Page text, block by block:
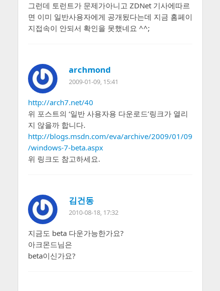
그런데 토런트가 문제가아니고 ZDNet 기사에따르
면 이미 일반사용자에게 공개됬다는데 지금 홈페이
지접속이 안되서 확인을 못했네요 ^^;
archmond
2009-01-09, 15:41
http://arch7.net/40
위 포스트의 ‘일반 사용자용 다운로드’링크가 열리
지 않을까 합니다.
http://blogs.msdn.com/eva/archive/2009/01/09
/windows-7-beta.aspx
위 링크도 참고하세요.
김건동
2010-08-18, 17:32
지금도 beta 다운가능한가요?
아크몬드님은
beta이신가요?